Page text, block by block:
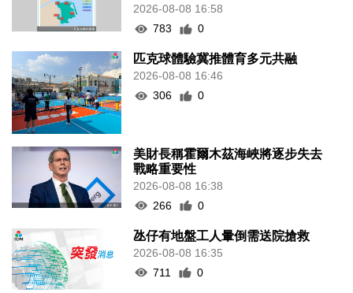
2026-08-08 16:58
783
0
匹克球體驗冀推體育多元共融
2026-08-08 16:46
306
0
美財長稱霍爾木茲海峽將逐步失去
戰略重要性
2026-08-08 16:38
266
0
氹仔有地盤工人暈倒需送院搶救
2026-08-08 16:35
711
0